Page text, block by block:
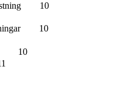
10
10
10